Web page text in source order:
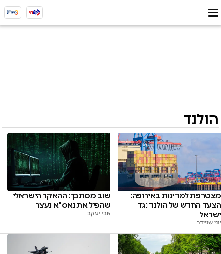
הולנד
מצטרפת למדינות באירופה:
הצעד החדש של הולנד נגד
ישראל
יוני שניידר
שוב מסתבך: ההאקר הישראלי
שהפיל את נאס"א נעצר
אבי יעקב